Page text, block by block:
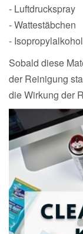
- Luftdruckspray
- Wattestäbchen
- Isopropylalkohol
Sobald diese
der Reinigung
die Wirkung der